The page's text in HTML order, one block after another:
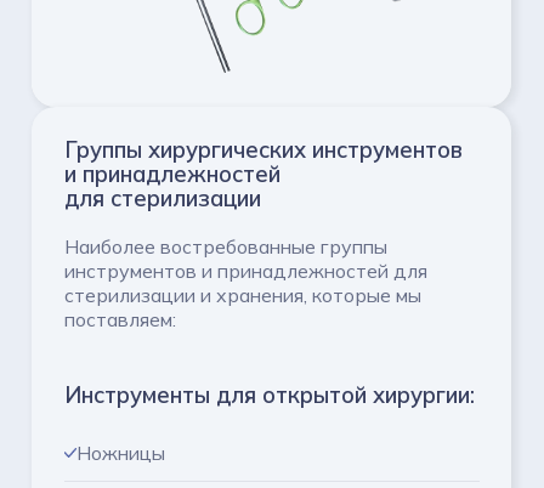
Группы хирургических инструментов
и принадлежностей
для стерилизации
Наиболее востребованные группы
инструментов и принадлежностей для
стерилизации и хранения, которые мы
поставляем:
Инструменты для открытой хирургии:
Ножницы